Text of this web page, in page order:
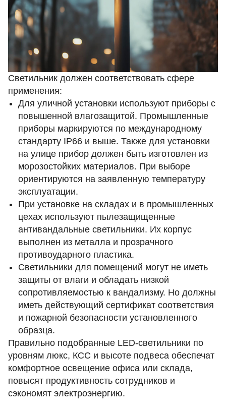
Светильник должен соответствовать сфере
применения:
Для уличной установки используют приборы с
повышенной влагозащитой. Промышленные
приборы маркируются по международному
стандарту IP66 и выше. Также для установки
на улице прибор должен быть изготовлен из
морозостойких материалов. При выборе
ориентируются на заявленную температуру
эксплуатации.
При установке на складах и в промышленных
цехах используют пылезащищенные
антивандальные светильники. Их корпус
выполнен из металла и прозрачного
противоударного пластика.
Светильники для помещений могут не иметь
защиты от влаги и обладать низкой
сопротивляемостью к вандализму. Но должны
иметь действующий сертификат соответствия
и пожарной безопасности установленного
образца.
Правильно подобранные LED-светильники по
уровням люкс, КСС и высоте подвеса обеспечат
комфортное освещение офиса или склада,
повысят продуктивность сотрудников и
сэкономят электроэнергию.